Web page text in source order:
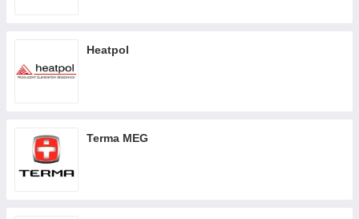
Heatpol
Terma MEG